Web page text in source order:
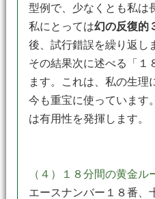
型例で、少なくとも私は
私にとっては幻の反復的
後、試行錯誤を繰り返し
その結果次に述べる「１
ます。これは、私の生理
今も重宝に使っています
は有用性を発揮します。
（４）１８分間の黄金ル
エースナンバー１８番、